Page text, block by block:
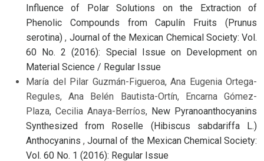
Influence of Polar Solutions on the Extraction of
Phenolic Compounds from Capulín Fruits (Prunus
serotina), Journal of the Mexican Chemical Society: Vol.
60 No. 2 (2016): Special Issue on Development on
Material Science / Regular Issue
María del Pilar Guzmán-Figueroa, Ana Eugenia Ortega-
Regules, Ana Belén Bautista-Ortín, Encarna Gómez-
Plaza, Cecilia Anaya-Berríos, New Pyranoanthocyanins
Synthesized from Roselle (Hibiscus sabdariffa L.)
Anthocyanins,Journal of the Mexican Chemical Society:
Vol. 60 No. 1 (2016): Regular Issue